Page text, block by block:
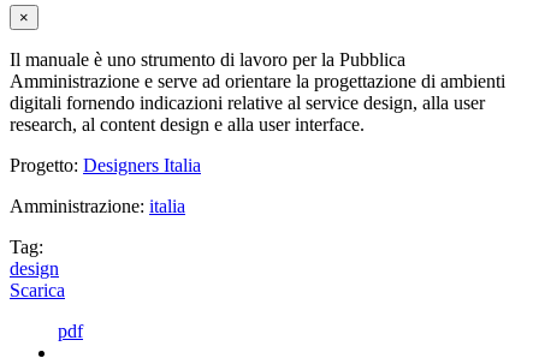
×
Il manuale è uno strumento di lavoro per la Pubblica
Amministrazione e serve ad orientare la progettazione di ambienti
digitali fornendo indicazioni relative al service design, alla user
research, al content design e alla user interface.
Progetto: Designers Italia
Amministrazione: italia
Tag:
design
Scarica
pdf